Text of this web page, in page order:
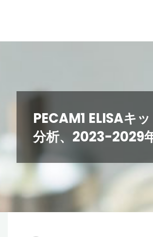
PECAM1 ELISAキ
分析、2023-2029